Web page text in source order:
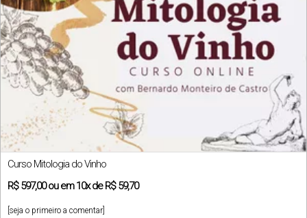
Curso Mitologia do Vinho
R$597,00ou em10xdeR$ 59,70
[seja o primeiro a comentar]